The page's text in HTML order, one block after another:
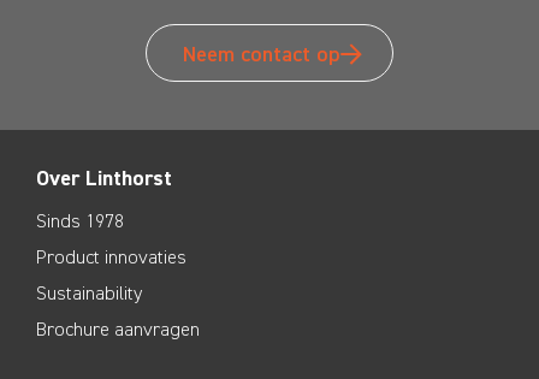
Neem contact op
Over Linthorst
Sinds 1978
Product innovaties
Sustainability
Brochure aanvragen